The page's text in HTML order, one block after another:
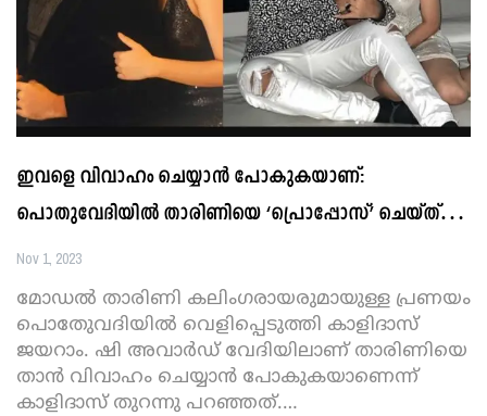
ഇവളെ വിവാഹം ചെയ്യാൻ പോകുകയാണ്:
പൊതുവേദിയിൽ താരിണിയെ ‘പ്രൊപ്പോസ്’ ചെയ്ത്…
Nov 1, 2023
മോഡൽ താരിണി കലിംഗരായരുമായുള്ള പ്രണയം
പൊതുേവദിയിൽ വെളിപ്പെടുത്തി കാളിദാസ്
ജയറാം. ഷി അവാർഡ് വേദിയിലാണ് താരിണിയെ
താൻ വിവാഹം ചെയ്യാൻ പോകുകയാണെന്ന്
കാളിദാസ് തുറന്നു പറഞ്ഞത്.…